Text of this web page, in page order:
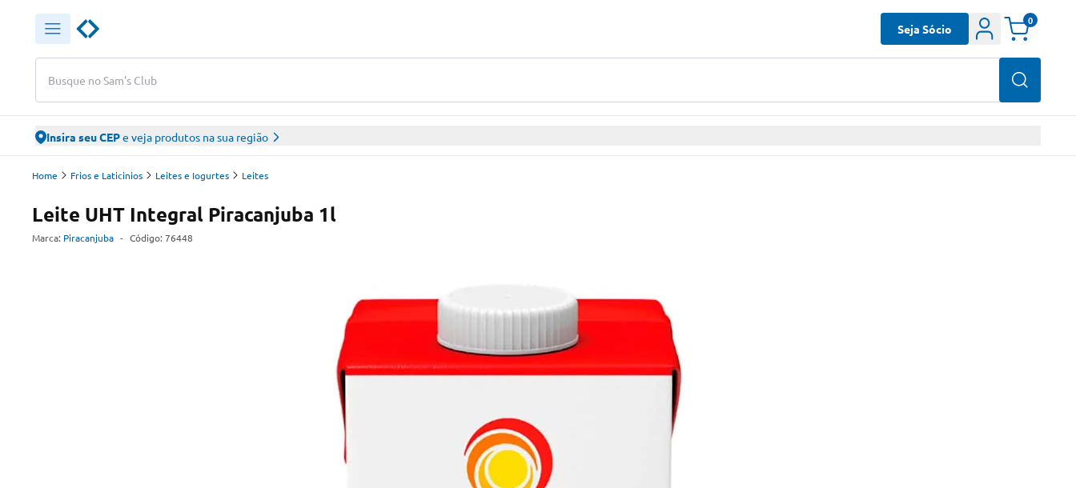
Busque no Sam's Club
Seja Sócio
0
Insira seu CEPe veja produtos na sua região
Home Frios e Laticinios Leites e Iogurtes Leites
Leite UHT Integral Piracanjuba 1l
Marca: Piracanjuba - Código: 76448